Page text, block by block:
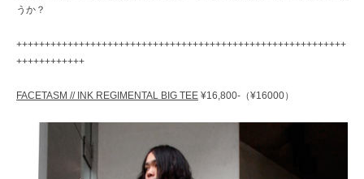
うか？
++++++++++++++++++++++++++++++++++++++++++++++++++++++++++
++++++++++++
FACETASM // INK REGIMENTAL BIG TEE ¥16,800-（¥16000）